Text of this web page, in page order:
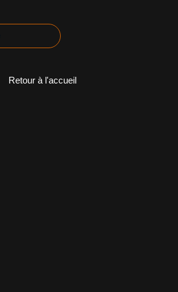
Retour à l'accueil